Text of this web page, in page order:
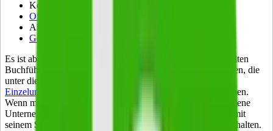
Kommanditgesellschaft (KG)
Offene Handelsgesellschaft
Aktiengesellschaft (AG)
Gesellschaft mit beschränkter Haftung (GmbH)
Es ist aber nicht jeder Unternehmer grundsätzlich zur doppelten
Buchführung verpflichtet. Das gilt vor allem für Unternehmen, die
unter die Kleinunternehmerregelung fallen. Auch bei
Einzelunternehmen
mit geringen Umsätzen gibt es Ausnahmen.
Wenn man sich nicht sicher ist, welche Regelung auf das eigene
Unternehmen zutrifft, kann man sich diesbezüglich einfach mit
seinem Steuerberater oder dem zuständigen
unterhalten.